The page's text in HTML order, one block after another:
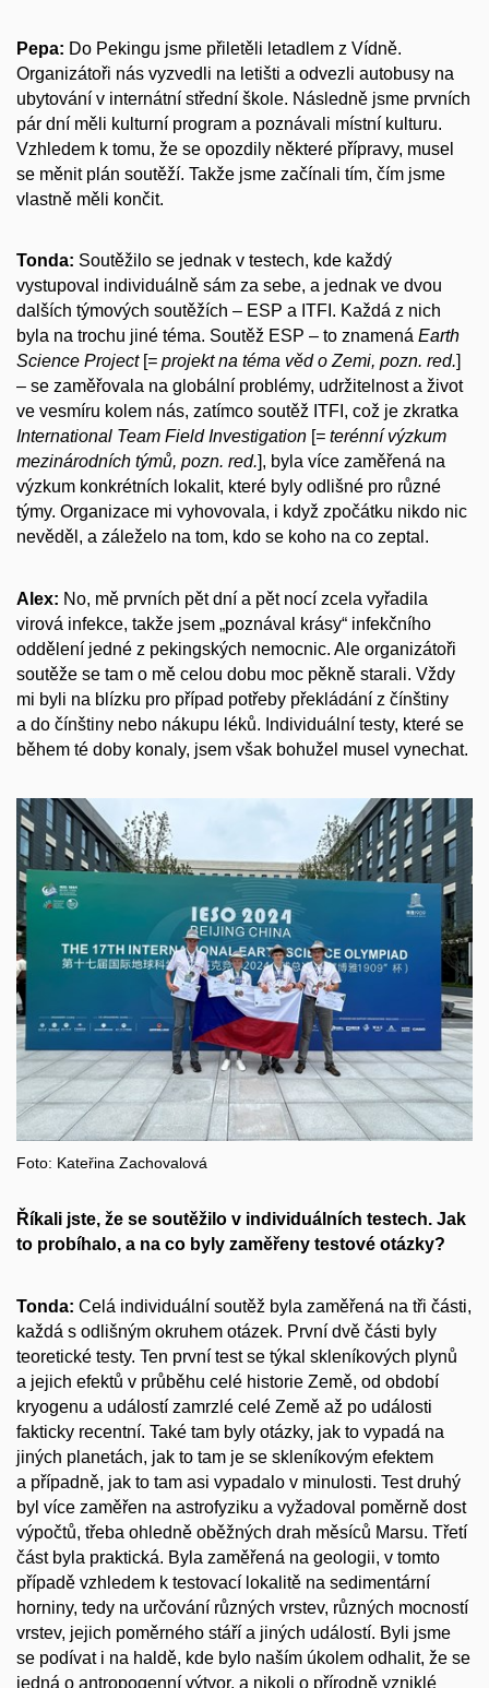
Pepa: Do Pekingu jsme přiletěli letadlem z Vídně.
Organizátoři nás vyzvedli na letišti a odvezli autobusy na
ubytování v internátní střední škole. Následně jsme prvních
pár dní měli kulturní program a poznávali místní kulturu.
Vzhledem k tomu, že se opozdily některé přípravy, musel
se měnit plán soutěží. Takže jsme začínali tím, čím jsme
vlastně měli končit.
Tonda: Soutěžilo se jednak v testech, kde každý
vystupoval individuálně sám za sebe, a jednak ve dvou
dalších týmových soutěžích – ESP a ITFI. Každá z nich
byla na trochu jiné téma. Soutěž ESP – to znamená Earth
Science Project[= projekt na téma věd o Zemi, pozn. red.]
– se zaměřovala na globální problémy, udržitelnost a život
ve vesmíru kolem nás, zatímco soutěž ITFI, což je zkratka
International Team Field Investigation [= terénní výzkum
mezinárodních týmů, pozn. red.], byla více zaměřená na
výzkum konkrétních lokalit, které byly odlišné pro různé
týmy. Organizace mi vyhovovala, i když zpočátku nikdo nic
nevěděl, a záleželo na tom, kdo se koho na co zeptal.
Alex: No, mě prvních pět dní a pět nocí zcela vyřadila
virová infekce, takže jsem „poznával krásy“ infekčního
oddělení jedné z pekingských nemocnic. Ale organizátoři
soutěže se tam o mě celou dobu moc pěkně starali. Vždy
mi byli na blízku pro případ potřeby překládání z čínštiny
a do čínštiny nebo nákupu léků. Individuální testy, které se
během té doby konaly, jsem však bohužel musel vynechat.
Foto: Kateřina Zachovalová
Říkali jste, že se soutěžilo v individuálních testech. Jak
to probíhalo, a na co byly zaměřeny testové otázky?
Tonda: Celá individuální soutěž byla zaměřená na tři části,
každá s odlišným okruhem otázek. První dvě části byly
teoretické testy. Ten první test se týkal skleníkových plynů
a jejich efektů v průběhu celé historie Země, od období
kryogenu a událostí zamrzlé celé Země až po události
fakticky recentní. Také tam byly otázky, jak to vypadá na
jiných planetách, jak to tam je se skleníkovým efektem
a případně, jak to tam asi vypadalo v minulosti. Test druhý
byl více zaměřen na astrofyziku a vyžadoval poměrně dost
výpočtů, třeba ohledně oběžných drah měsíců Marsu. Třetí
část byla praktická. Byla zaměřená na geologii, v tomto
případě vzhledem k testovací lokalitě na sedimentární
horniny, tedy na určování různých vrstev, různých mocností
vrstev, jejich poměrného stáří a jiných událostí. Byli jsme
se podívat i na haldě, kde bylo naším úkolem odhalit, že se
jedná o antropogenní výtvor, a nikoli o přírodně vzniklé